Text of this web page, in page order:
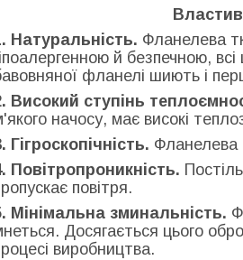
Натуральність. Фланелева
й безпечною, всі
фланелі шиють і
Високий ступінь
начосу, має високі
Гігроскопічність. Фланелева
Повітропроникність.
повітря.
Мінімальна зминальність.
Досягається цього
виробництва.